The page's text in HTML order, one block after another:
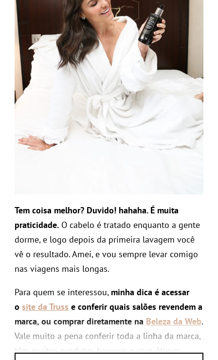
Tem coisa melhor? Duvido! hahaha. É muita
praticidade. O cabelo é tratado enquanto a gente
dorme, e logo depois da primeira lavagem você
vê o resultado. Amei, e vou sempre levar comigo
nas viagens mais longas.
Para quem se interessou, minha dica é acessar
o site da Truss e conferir quais salões revendem a
marca, ou comprar diretamente na Beleza da Web.
Vale muito a pena conferir toda a linha da marca,
têm muitos produtos bacanas e com ótimos